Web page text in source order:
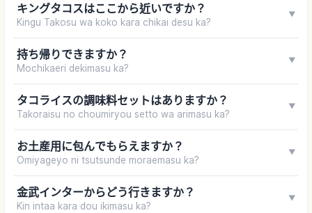
キングタコスはここから近いですか？
Kingu Takosu wa koko kara chikai desu ka?
▼
持ち帰りできますか？
Mochikaeri dekimasu ka?
▼
タコライスの調味料セットはありますか？
Takoraisu no choumiryou setto wa arimasu ka?
▼
お土産用に包んでもらえますか？
Omiyageyo ni tsutsunde moraemasu ka?
▼
金武インターからどう行きますか？
Kin intaa kara dou ikimasu ka?
▼